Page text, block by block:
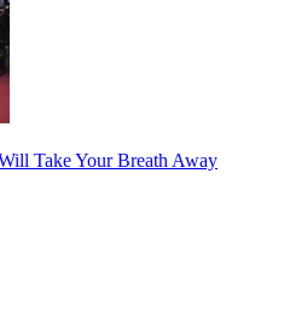
Take Your Breath Away